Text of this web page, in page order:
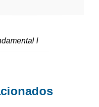
I